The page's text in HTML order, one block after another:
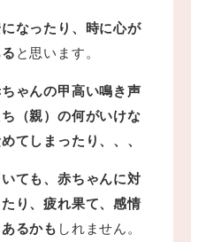
なったり、時に心が
と思います。
ゃんの甲高い鳴き声
（親）の何がいけな
てしまったり、、、
ても、赤ちゃんに対
り、疲れ果て、感情
るかも しれません。